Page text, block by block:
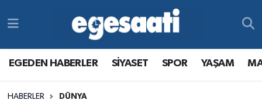
EGEDEN HABERLER SİYASET SPOR YAŞAM
HABERLER DÜNYA